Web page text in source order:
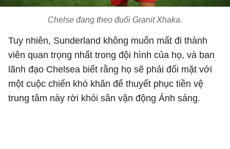
Chelse đang theo đuổi Granit Xhaka.
Tuy nhiên, Sunderland không muốn mất đi thành
viên quan trọng nhất trong đội hình của họ, và ban
lãnh đạo Chelsea biết rằng họ sẽ phải đối mặt với
một cuộc chiến khó khăn để thuyết phục tiền vệ
trung tâm này rời khỏi sân vận động Ánh sáng.